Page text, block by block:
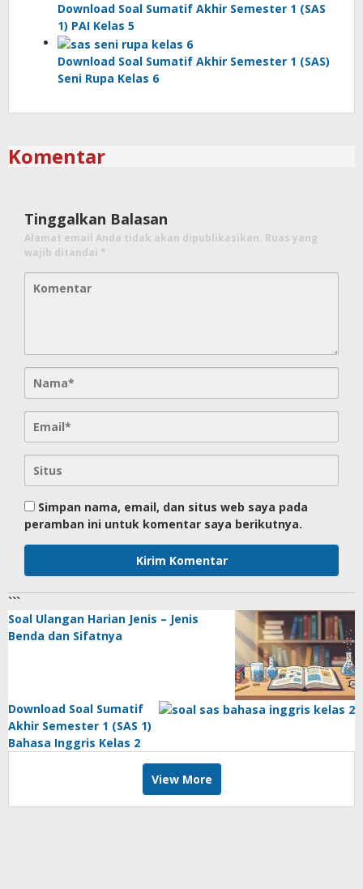
Download Soal Sumatif Akhir Semester 1 (SAS
1) PAI Kelas 5
Download Soal Sumatif Akhir Semester 1 (SAS)
Seni Rupa Kelas 6
Komentar
Tinggalkan Balasan
Alamat email Anda tidak akan dipublikasikan. Ruas yang
wajib ditandai *
Simpan nama, email, dan situs web saya pada
peramban ini untuk komentar saya berikutnya.
```
Soal Ulangan Harian Jenis – Jenis
Benda dan Sifatnya
Download Soal Sumatif
Akhir Semester 1 (SAS 1)
Bahasa Inggris Kelas 2
View More